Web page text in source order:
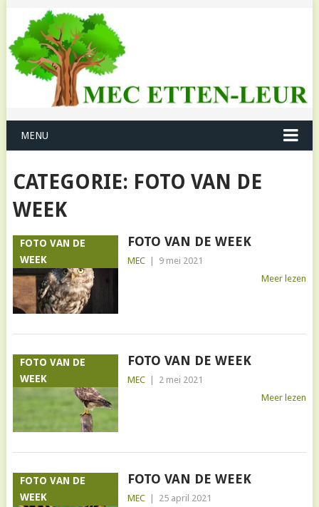
MENU
CATEGORIE: FOTO VAN DE
WEEK
FOTO VAN DE
WEEK
FOTO VAN DE WEEK
MEC
9 mei 2021
Meer lezen
FOTO VAN DE
WEEK
FOTO VAN DE WEEK
MEC
2 mei 2021
Meer lezen
FOTO VAN DE
WEEK
FOTO VAN DE WEEK
MEC
25 april 2021